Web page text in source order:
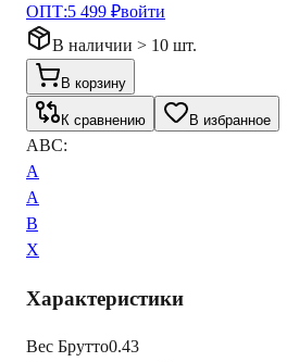
ОПТ:5 499 ₽войти
В наличии > 10 шт.
В корзину
К сравнению В избранное
ABC:
A
A
B
X
Характеристики
Вес Брутто0.43